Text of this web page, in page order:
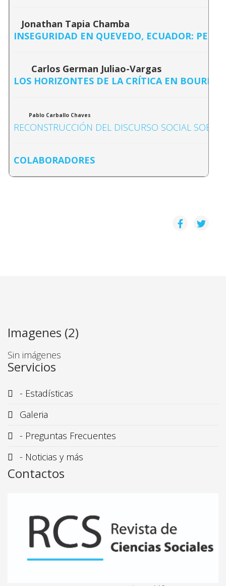
Jonathan Tapia Chamba
INSEGURIDAD EN QUEVEDO, ECUADOR:
Carlos German Juliao-Vargas
LOS HORIZONTES DE LA CRÍTICA EN
Pablo Carballo Chaves
RECONSTRUCCIÓN DEL DISCURSO SOCIAL
COLABORADORES
Imagenes (2)
Sin imágenes
Servicios
- Estadísticas
Galeria
- Preguntas Frecuentes
- Noticias y más
Contactos